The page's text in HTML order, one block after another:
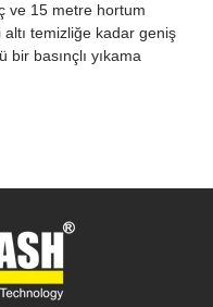
ve 15 metre hortum
temizliğe kadar geniş
bir basınçlı yıkama